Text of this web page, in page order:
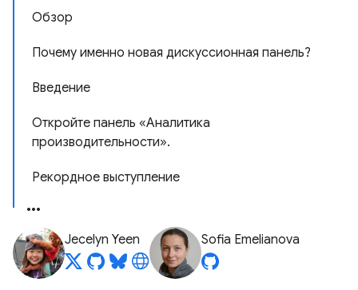
Обзор
Почему именно новая дискуссионная панель?
Введение
Откройте панель «Аналитика
производительности».
Рекордное выступление
Jecelyn Yeen Sofia Emelianova